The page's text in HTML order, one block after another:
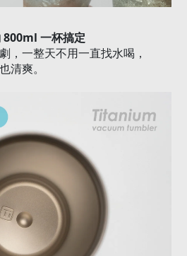
800ml 一杯搞定
，一整天不用一直找水喝，
清爽。